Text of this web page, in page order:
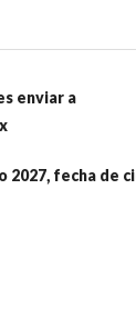
enviar a
2027, fecha de